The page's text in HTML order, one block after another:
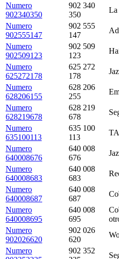
Numero
902340350
902 340
350
La
Numero
902555147
902 555
147
Numero
902509123
902 509
123
Numero
625272178
625 272
178
Numero
628206155
628 206
255
Numero
628219678
628 219
678
Numero
635100113
635 100
113
Numero
640008676
640 008
676
Numero
640008683
640 008
683
Numero
640008687
640 008
687
Numero
640008695
640 008
695
Numero
902026620
902 026
620
Numero
902 352